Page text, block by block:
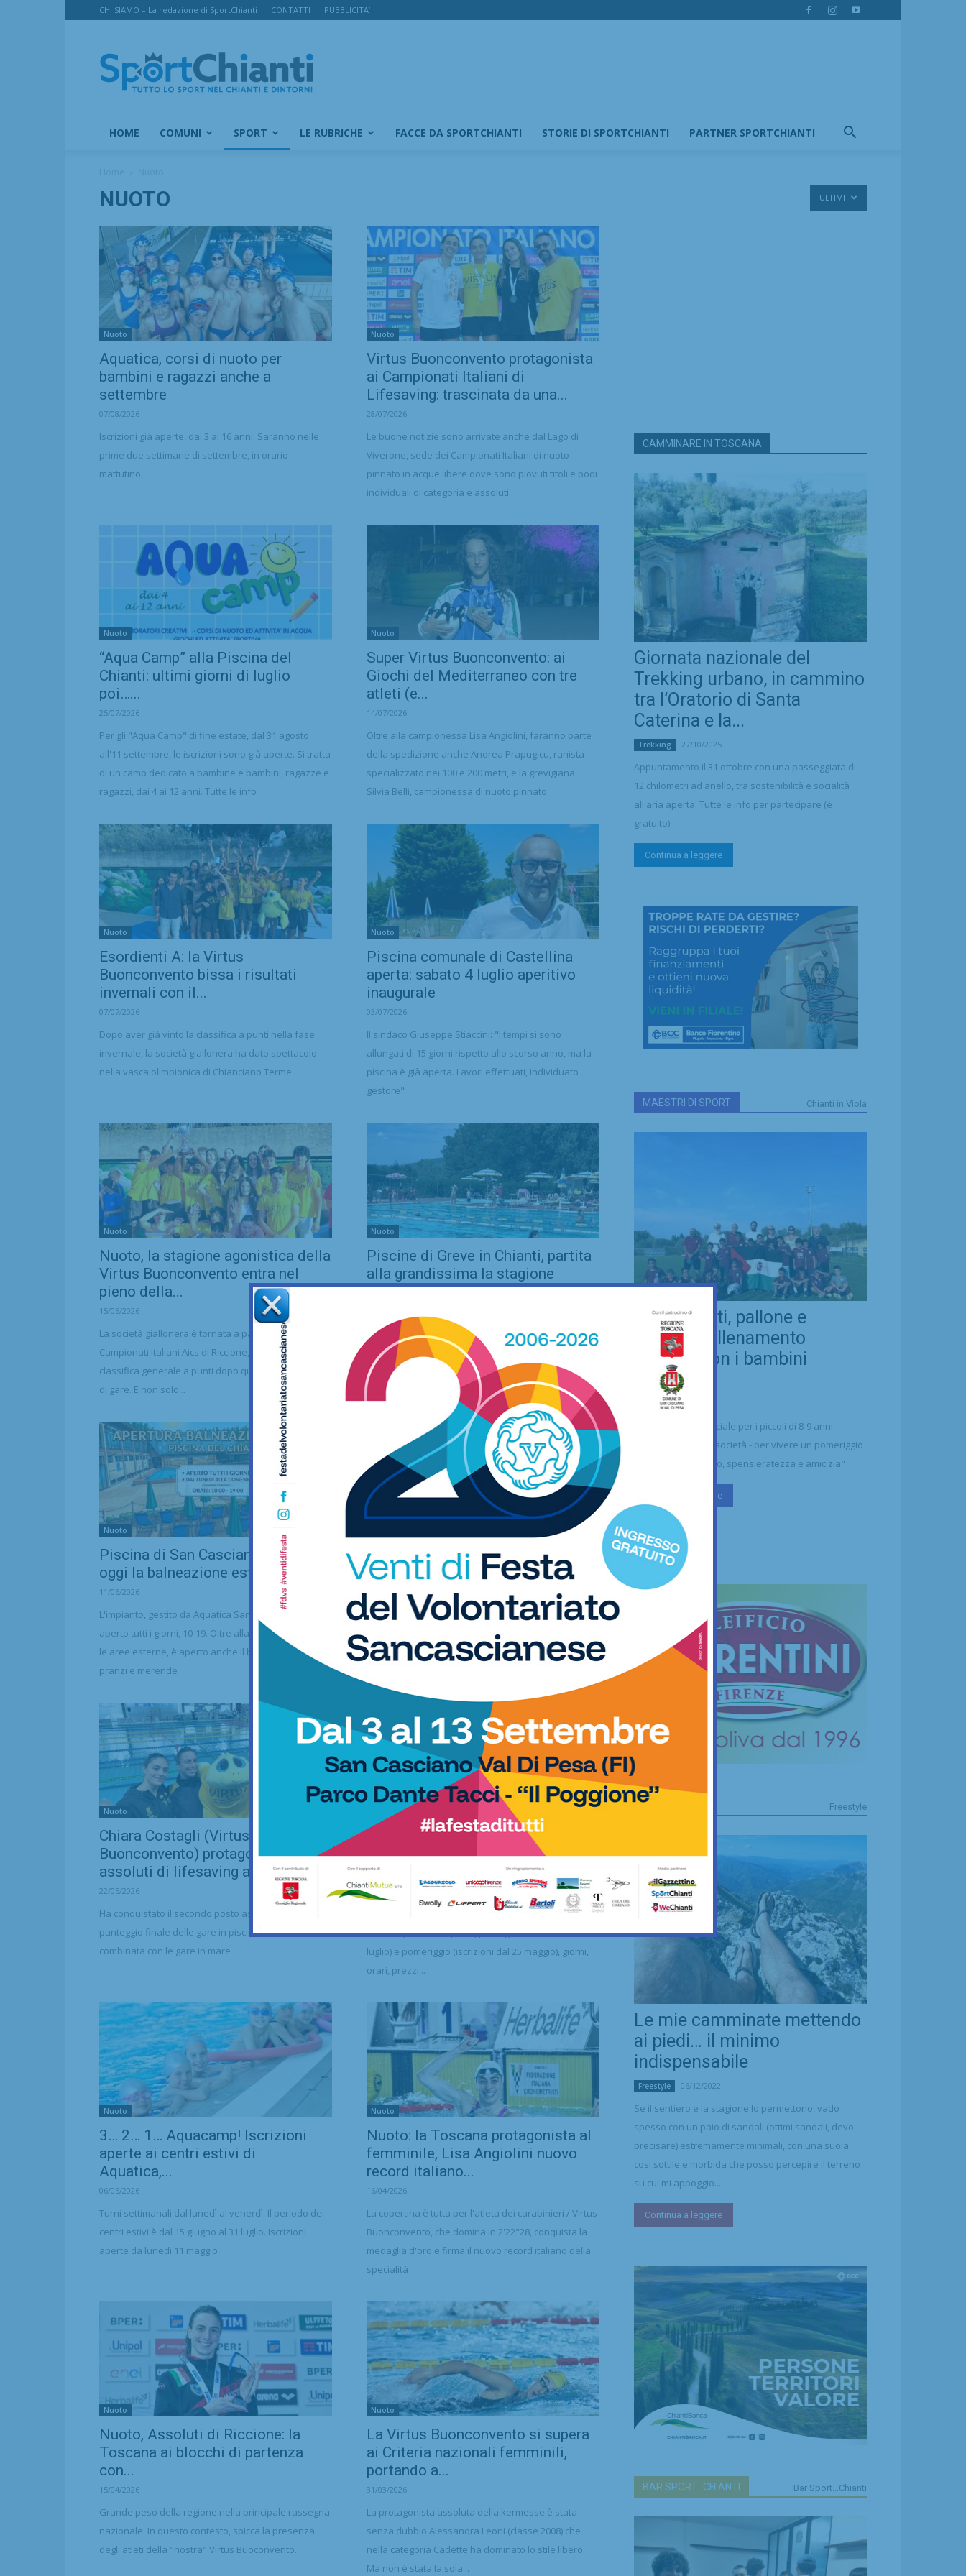
CHI SIAMO – La redazione di SportChianti CONTATTI PUBBLICITA’
SportChianti
HOME COMUNI SPORT LE RUBRICHE FACCE DA SPORTCHIANTI STORIE DI SPORTCHIANTI PARTNER SPORTCHIANTI
NUOTO ULTIMI
Nuoto
Aquatica, corsi di nuoto per
bambini e ragazzi anche a
settembre
07/08/2026
Iscrizioni già aperte, dai 3 ai 16 anni. Saranno nelle
prime due settimane di settembre, in orario
mattutino.
Nuoto
Virtus Buonconvento protagonista
ai Campionati Italiani di
Lifesaving: trascinata da una...
28/07/2026
Le buone notizie sono arrivate anche dal Lago di
Viverone, sede dei Campionati Italiani di nuoto
pinnato in acque libere dove sono piovuti titoli e podi
individuali di categoria e assoluti
Nuoto
“Aqua Camp” alla Piscina del
Chianti: ultimi giorni di luglio
poi…...
25/07/2026
Per gli "Aqua Camp" di fine estate, dal 31 agosto
all'11 settembre, le iscrizioni sono già aperte. Si tratta
di un camp dedicato a bambine e bambini, ragazze e
ragazzi, dai 4 ai 12 anni. Tutte le info
Nuoto
Super Virtus Buonconvento: ai
Giochi del Mediterraneo con tre
atleti (e...
14/07/2026
Oltre alla campionessa Lisa Angiolini, faranno parte
della spedizione anche Andrea Prapugicu, ranista
specializzato nei 100 e 200 metri, e la grevigiana
Silvia Belli, campionessa di nuoto pinnato
Nuoto
Esordienti A: la Virtus
Buonconvento bissa i risultati
invernali con il...
07/07/2026
Dopo aver già vinto la classifica a punti nella fase
invernale, la società giallonera ha dato spettacolo
nella vasca olimpionica di Chianciano Terme
Nuoto
Piscina comunale di Castellina
aperta: sabato 4 luglio aperitivo
inaugurale
03/07/2026
Il sindaco Giuseppe Stiaccini: "I tempi si sono
allungati di 15 giorni rispetto allo scorso anno, ma la
piscina è già aperta. Lavori effettuati, individuato
gestore"
Nuoto
Nuoto, la stagione agonistica della
Virtus Buonconvento entra nel
pieno della...
15/06/2026
La società giallonera è tornata a partecipare ai
Campionati Italiani Aics di Riccione, vincendo la
classifica generale a punti dopo quattro giorni intensi
di gare. E non solo...
Nuoto
Piscine di Greve in Chianti, partita
alla grandissima la stagione
estiva!
Gli impianti offrono, oltre alla vasca grande e la
vasca piccola ludica, ampi spazi verdi e un chiosco
bar. Proseguono anche le attività: nuoto,
acquafitness, agonismo, centri estivi...
Nuoto
Piscina di San Casciano, al via da
oggi la balneazione estiva:...
11/06/2026
L'impianto, gestito da Aquatica San Casciano, è
aperto tutti i giorni, 10-19. Oltre alla piscina, con tutte
le aree esterne, è aperto anche il bar: per colazioni,
pranzi e merende
Il 6 e 7 giugno… “antipasto” di
estate alla piscina di...
01/06/2026
Apertura straordinaria della piscina per la
balneazione. Da giovedì 11 giugno entra in vigore il
nuovo programma estivo completo (che vi diamo)
Nuoto
Chiara Costagli (Virtus
Buonconvento) protagonista agli
assoluti di lifesaving a Riccione
22/05/2026
Ha conquistato il secondo posto assoluto nel
punteggio finale delle gare in piscina e il terzo nella
combinata con le gare in mare
Piscina del Chianti, ecco i corsi di
nuoto estivo per bambini...
21/05/2026
Aquatica, la società che gestisce l'impianto
sancascianese, ha ufficializzato il programma.
Mattina (iscrizioni aperte, proseguiranno anche in
luglio) e pomeriggio (iscrizioni dal 25 maggio), giorni,
orari, prezzi...
Nuoto
3… 2… 1… Aquacamp! Iscrizioni
aperte ai centri estivi di
Aquatica,...
06/05/2026
Turni settimanali dal lunedì al venerdì. Il periodo dei
centri estivi è dal 15 giugno al 31 luglio. Iscrizioni
aperte da lunedì 11 maggio
Nuoto
Nuoto: la Toscana protagonista al
femminile, Lisa Angiolini nuovo
record italiano...
16/04/2026
La copertina è tutta per l'atleta dei carabinieri / Virtus
Buonconvento, che domina in 2'22"28, conquista la
medaglia d'oro e firma il nuovo record italiano della
specialità
Nuoto
Nuoto, Assoluti di Riccione: la
Toscana ai blocchi di partenza
con...
15/04/2026
Grande peso della regione nella principale rassegna
nazionale. In questo contesto, spicca la presenza
degli atleti della "nostra" Virtus Buoconvento...
Nuoto
La Virtus Buonconvento si supera
ai Criteria nazionali femminili,
portando a...
31/03/2026
La protagonista assoluta della kermesse è stata
senza dubbio Alessandra Leoni (classe 2008) che
nella categoria Cadette ha dominato lo stile libero.
Ma non è stata la sola...
CAMMINARE IN TOSCANA
Giornata nazionale del
Trekking urbano, in cammino
tra l’Oratorio di Santa
Caterina e la...
Trekking 27/10/2025
Appuntamento il 31 ottobre con una passeggiata di
12 chilometri ad anello, tra sostenibilità e socialità
all'aria aperta. Tutte le info per partecipare (è
gratuito)
Continua a leggere
MAESTRI DI SPORT Chianti in Viola
Real Chianti, pallone e
bellezza: allenamento
insieme con i bambini
Saharawi
Calcio 21/07/2026
"Un'occasione speciale per i piccoli di 8-9 anni -
sottolineano dalla società - per vivere un pomeriggio
di puro divertimento, spensieratezza e amicizia"
Continua a leggere
FREESTYLE Freestyle
Le mie camminate mettendo
ai piedi… il minimo
indispensabile
Freestyle 06/12/2022
Se il sentiero e la stagione lo permettono, vado
spesso con un paio di sandali (ottimi sandali, devo
precisare) estremamente minimali, con una suola
così sottile e morbida che posso percepire il terreno
su cui mi appoggio...
Continua a leggere
BAR SPORT...CHIANTI Bar Sport...Chianti